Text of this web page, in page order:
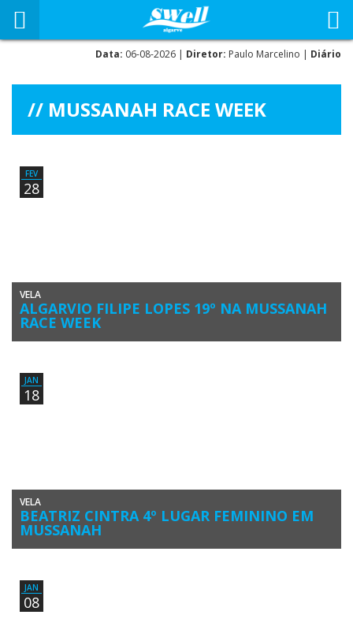
Data: 06-08-2026 | Diretor: Paulo Marcelino | Diário
MUSSANAH RACE WEEK
FEV
28
VELA
ALGARVIO FILIPE LOPES 19º NA MUSSANAH
RACE WEEK
O velejador algarvio Filipe Lopes (Clube Naval de Portimão) terminou
JAN
18
VELA
BEATRIZ CINTRA 4º LUGAR FEMININO EM
MUSSANAH
Beatriz Cintra (Clube Naval de Portimão) fez 9º lugar geral, 4º
JAN
08